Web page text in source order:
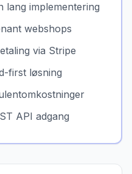
lang implementering
webshops
via Stripe
first løsning
API adgang